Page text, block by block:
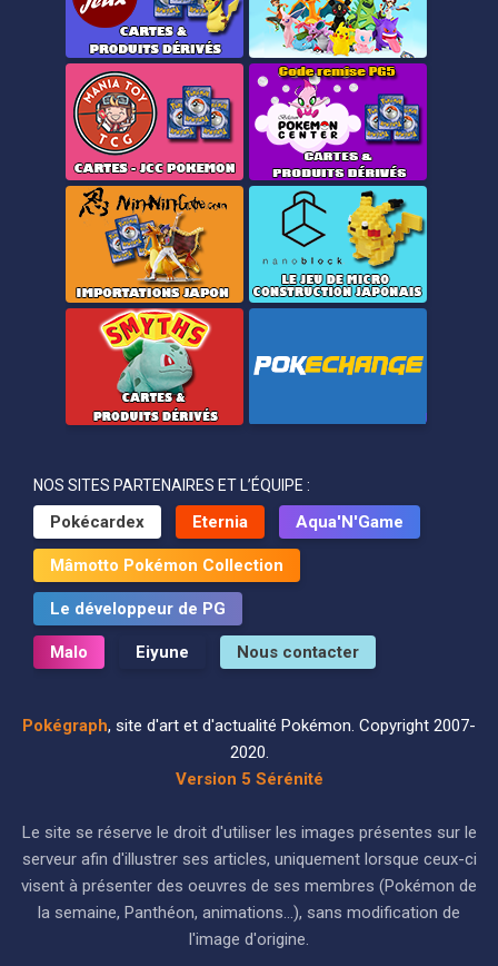
NOS SITES PARTENAIRES ET L’ÉQUIPE :
Pokécardex Eternia Aqua'N'Game
Mâmotto Pokémon Collection
Le développeur de PG
Malo Eiyune Nous contacter
Pokégraph, site d'art et d'actualité Pokémon. Copyright 2007-
2020.
Version 5 Sérénité
Le site se réserve le droit d'utiliser les images présentes sur le
serveur afin d'illustrer ses articles, uniquement lorsque ceux-ci
visent à présenter des oeuvres de ses membres (Pokémon de
la semaine, Panthéon, animations...), sans modification de
l'image d'origine.